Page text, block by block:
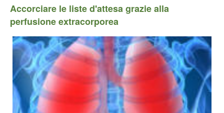
Accorciare le liste d'attesa grazie alla
perfusione extracorporea